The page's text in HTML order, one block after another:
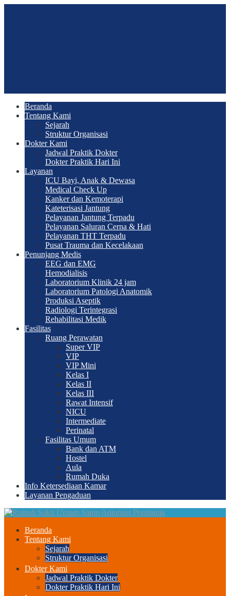
Beranda
Tentang Kami
Sejarah
Struktur Organisasi
Dokter Kami
Jadwal Praktik Dokter
Dokter Praktik Hari Ini
Layanan
ICU Bayi, Anak & Dewasa
Medical Check Up
Kanker dan Kemoterapi
Kateterisasi Jantung
Pelayanan Jantung Terpadu
Pelayanan Saluran Cerna & Hati
Pelayanan THT Terpadu
Pusat Trauma dan Kecelakaan
Penunjang Medis
EEG dan EMG
Hemodialisis
Laboratorium Klinik 24 jam
Laboratorium Patologi Anatomik
Produksi Aseptik
Radiologi Terintegrasi
Rehabilitasi Medik
Fasilitas
Ruang Perawatan
Super VIP
VIP
VIP Mini
Kelas I
Kelas II
Kelas III
Rawat Intensif
NICU
Intermediate
Perinatal
Fasilitas Umum
Bank dan ATM
Hostel
Aula
Rumah Duka
Info Ketersediaan Kamar
Layanan Pengaduan
Beranda
Tentang Kami
Sejarah
Struktur Organisasi
Dokter Kami
Jadwal Praktik Dokter
Dokter Praktik Hari Ini